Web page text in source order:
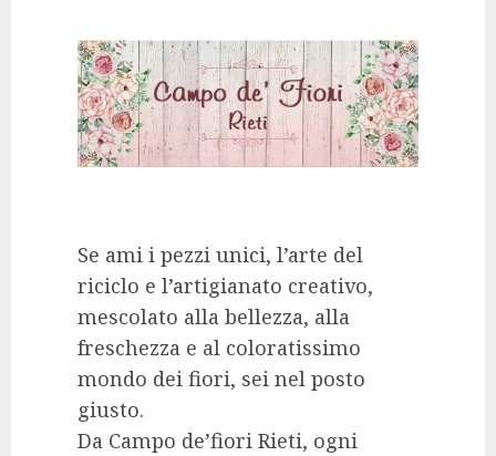
Se ami i pezzi unici, l’arte del
riciclo e l’artigianato creativo,
mescolato alla bellezza, alla
freschezza e al coloratissimo
mondo dei fiori, sei nel posto
giusto.
Da Campo de’fiori Rieti, ogni